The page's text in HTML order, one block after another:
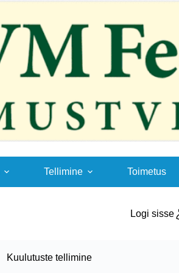
Tellimine Toimetus
Logi sisse
Kuulutuste tellimine